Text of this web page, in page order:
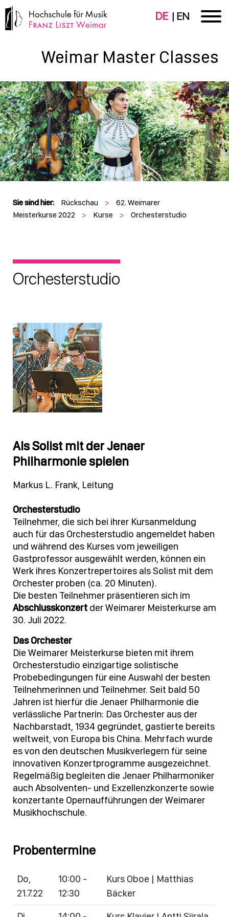
DE EN
Weimar Master Classes
Sie sind hier: Rückschau >
62. Weimarer
Meisterkurse 2022
> Kurse > Orchesterstudio
Orchesterstudio
Als Solist mit der Jenaer
Philharmonie spielen
Markus L. Frank, Leitung
Orchesterstudio
Teilnehmer, die sich bei ihrer Kursanmeldung
auch für das Orchesterstudio angemeldet haben
und während des Kurses vom jeweiligen
Gastprofessor ausgewählt werden, können ein
Werk ihres Konzertrepertoires als Solist mit dem
Orchester proben (ca. 20 Minuten).
Die besten Teilnehmer präsentieren sich im
Abschlusskonzert der Weimarer Meisterkurse am
30. Juli 2022.
Das Orchester
Die Weimarer Meisterkurse bieten mit ihrem
Orchesterstudio einzigartige solistische
Probebedingungen für eine Auswahl der besten
Teilnehmerinnen und Teilnehmer. Seit bald 50
Jahren ist hierfür die Jenaer Philharmonie die
verlässliche Partnerin: Das Orchester aus der
Nachbarstadt, 1934 gegründet, gastierte bereits
weltweit, von Europa bis China. Mehrfach wurde
es von den deutschen Musikverlegern für seine
innovativen Konzertprogramme ausgezeichnet.
Regelmäßig begleiten die Jenaer Philharmoniker
auch Absolventen- und Exzellenzkonzerte sowie
konzertante Opernaufführungen der Weimarer
Musikhochschule.
Probentermine
Do,
21.7.22
10:00 -
12:30
Kurs Oboe | Matthias
Bäcker